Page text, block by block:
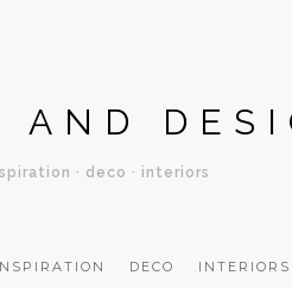
AND
· deco · interiors
DECO INTERIORS